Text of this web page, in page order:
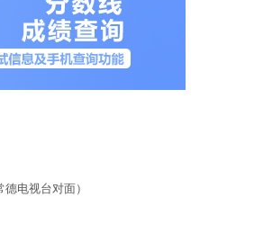
电视台对面）